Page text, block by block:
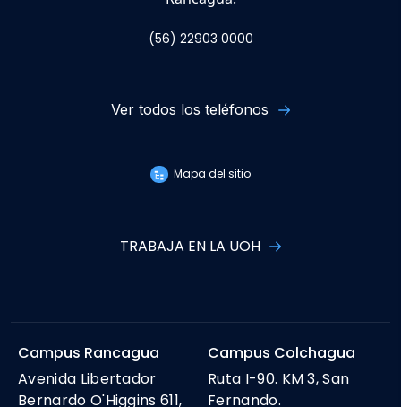
(56) 22903 0000
Ver todos los teléfonos
Mapa del sitio
TRABAJA EN LA UOH
Campus Rancagua
Avenida Libertador
Bernardo O'Higgins 611,
Campus Colchagua
Ruta I-90. KM 3, San
Fernando.